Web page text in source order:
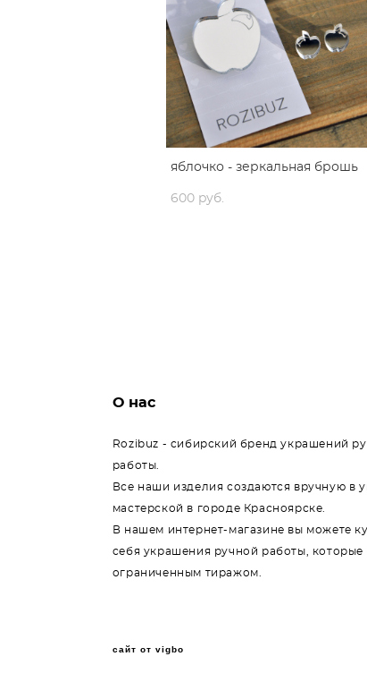
яблочко - зеркальная брошь
600 pуб.
О нас
Rozibuz - сибирский бренд украшений
работы.
Все наши изделия создаются вручную в
мастерской в городе Красноярске.
В нашем интернет-магазине вы можете
себя украшения ручной работы, которые
ограниченным тиражом.
сайт от vigbo